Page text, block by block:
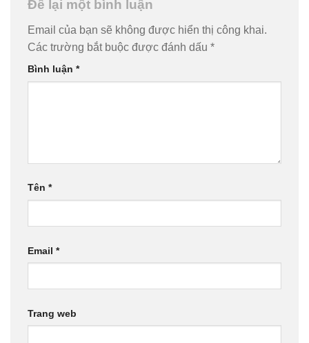
Để lại một bình luận
Email của bạn sẽ không được hiển thị công khai.
Các trường bắt buộc được đánh dấu *
Bình luận *
Tên *
Email *
Trang web